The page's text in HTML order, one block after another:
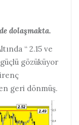
dolaşmakta.
“ 2.15 ve
gözüküyor
geri dönmüş.